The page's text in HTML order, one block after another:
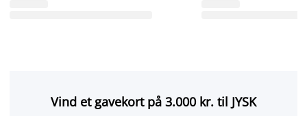
Vind et gavekort på 3.000 kr. til JYSK